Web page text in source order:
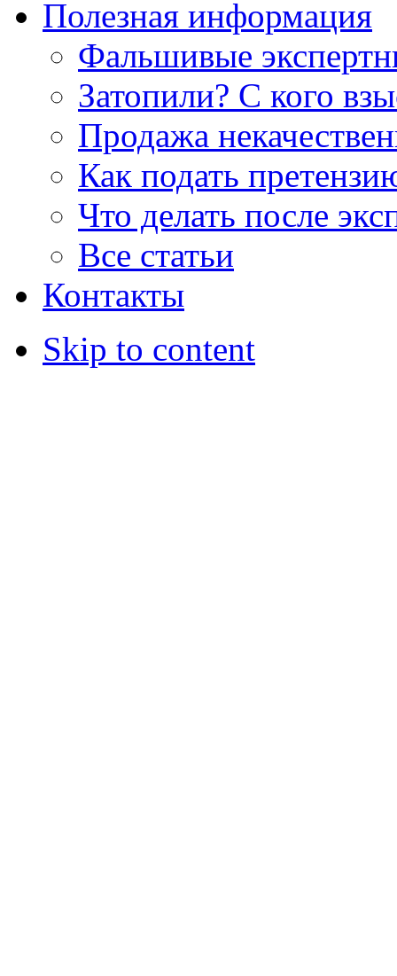
Полезная информация
Фальшивые
Затопили? С кого
Продажа
Как подать
Что делать после
Все статьи
Контакты
Skip to content